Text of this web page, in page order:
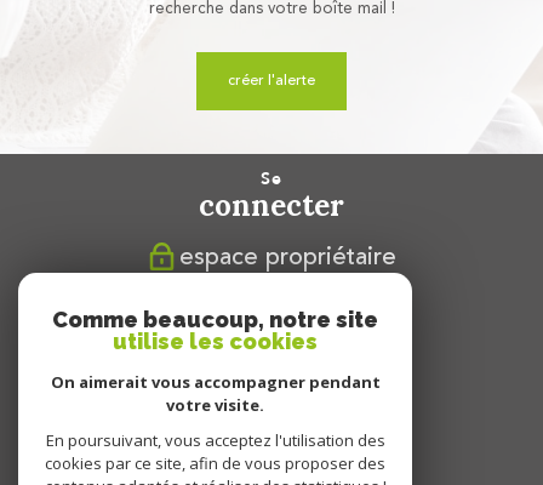
recherche dans votre boîte mail !
créer l'alerte
se
connecter
espace propriétaire
nous
suivre
nous
adhérons
Comme beaucoup, notre site
utilise les cookies
On aimerait vous accompagner pendant
votre visite.
En poursuivant, vous acceptez l'utilisation des
cookies par ce site, afin de vous proposer des